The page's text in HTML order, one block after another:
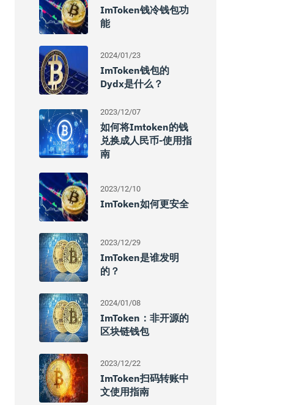
ImToken钱冷钱包功
能
2024/01/23
ImToken钱包的
Dydx是什么？
2023/12/07
如何将imtoken的钱
兑换成人民币-使用指
南
2023/12/10
ImToken如何更安全
2023/12/29
ImToken是谁发明
的？
2024/01/08
ImToken：非开源的
区块链钱包
2023/12/22
ImToken扫码转账中
文使用指南